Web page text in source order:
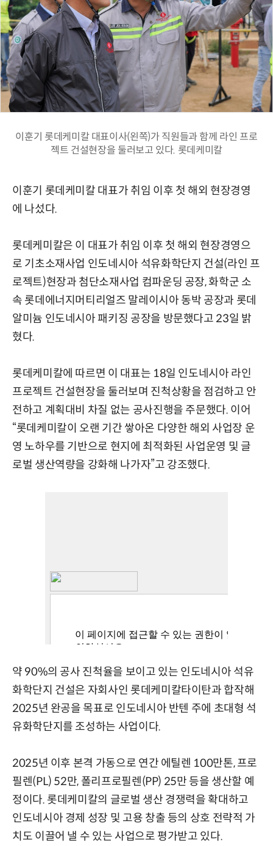
이훈기 롯데케미칼 대표이사(왼쪽)가 직원들과 함께 라인 프로
젝트 건설현장을 둘러보고 있다. 롯데케미칼
이훈기 롯데케미칼 대표가 취임 이후 첫 해외 현장경영
에 나섰다.
롯데케미칼은 이 대표가 취임 이후 첫 해외 현장경영으
로 기초소재사업 인도네시아 석유화학단지 건설(라인 프
로젝트)현장과 첨단소재사업 컴파운딩 공장, 화학군 소
속 롯데에너지머티리얼즈 말레이시아 동박 공장과 롯데
알미늄 인도네시아 패키징 공장을 방문했다고 23일 밝
혔다.
롯데케미칼에 따르면 이 대표는 18일 인도네시아 라인
프로젝트 건설현장을 둘러보며 진척상황을 점검하고 안
전하고 계획대비 차질 없는 공사진행을 주문했다. 이어
“롯데케미칼이 오랜 기간 쌓아온 다양한 해외 사업장 운
영 노하우를 기반으로 현지에 최적화된 사업운영 및 글
로벌 생산역량을 강화해 나가자”고 강조했다.
약 90%의 공사 진척율을 보이고 있는 인도네시아 석유
화학단지 건설은 자회사인 롯데케미칼타이탄과 합작해
2025년 완공을 목표로 인도네시아 반텐 주에 초대형 석
유화학단지를 조성하는 사업이다.
2025년 이후 본격 가동으로 연간 에틸렌 100만톤, 프로
필렌(PL) 52만, 폴리프로필렌(PP) 25만 등을 생산할 예
정이다. 롯데케미칼의 글로벌 생산 경쟁력을 확대하고
인도네시아 경제 성장 및 고용 창출 등의 상호 전략적 가
치도 이끌어 낼 수 있는 사업으로 평가받고 있다.